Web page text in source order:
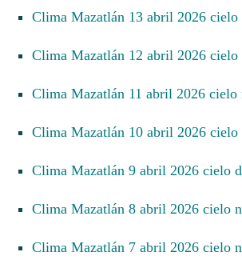
Clima Mazatlán 13 abril 2026
Clima Mazatlán 12 abril 2026 cielo
Clima Mazatlán 11 abril 2026 cielo
Clima Mazatlán 10 abril 2026 cielo
Clima Mazatlán 9 abril 2026 cielo
Clima Mazatlán 8 abril 2026 cielo
Clima Mazatlán 7 abril 2026 cielo